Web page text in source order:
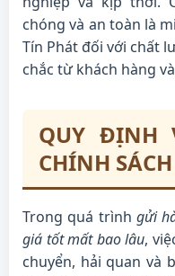
chóng và an toàn là
Tín Phát đối với chất
chắc từ khách hàng
QUY ĐỊNH
CHÍNH
Trong quá trình gửi
giá tốt mất bao lâu,
chuyển, hải quan và